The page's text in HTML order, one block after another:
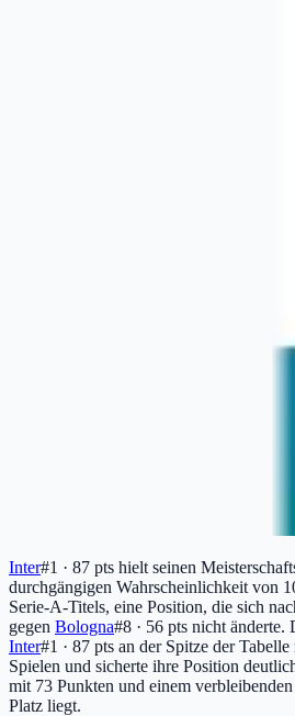
Inter#1 · 87 pts hielt seinen
durchgängigen Wahrscheinlichkeit von
Serie-A-Titels, eine Position, die sich
gegen Bologna#8 · 56 pts nicht änderte.
Inter#1 · 87 pts an der Spitze der
Spielen und sicherte ihre Position
mit 73 Punkten und einem
Platz liegt.